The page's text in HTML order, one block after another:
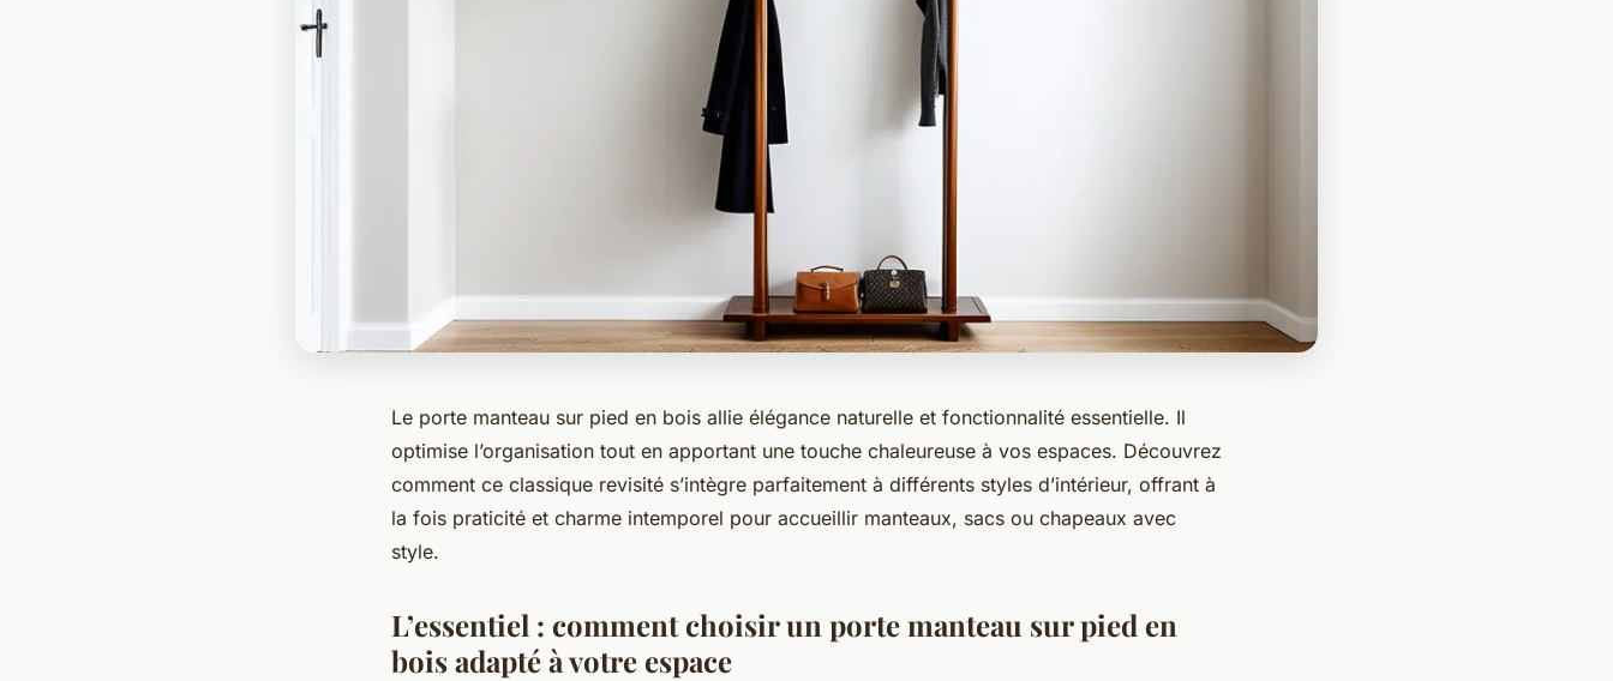
Le porte manteau sur pied en bois allie élégance naturelle et fonctionnalité essentielle. Il
optimise l’organisation tout en apportant une touche chaleureuse à vos espaces. Découvrez
comment ce classique revisité s’intègre parfaitement à différents styles d’intérieur, offrant à
la fois praticité et charme intemporel pour accueillir manteaux, sacs ou chapeaux avec
style.
L’essentiel : comment choisir un porte manteau sur pied en
bois adapté à votre espace